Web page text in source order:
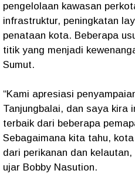
pengelolaan kawasan
infrastruktur, peningkatan
penataan kota. Beberapa
titik yang menjadi
Sumut.
“Kami apresiasi
Tanjungbalai, dan saya kira
terbaik dari beberapa
Sebagaimana kita tahu,
dari perikanan dan
ujar Bobby Nasution.